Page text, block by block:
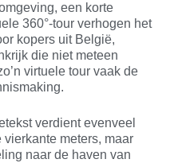
een korte
360°-tour verhogen het
kopers uit België,
die niet meteen
virtuele tour vaak de
verdient evenveel
meters, maar
naar de haven van